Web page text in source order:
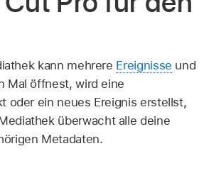
kann mehrere Ereignisse und
Mal öffnest, wird eine
oder ein neues Ereignis erstellst,
überwacht alle deine
Metadaten.